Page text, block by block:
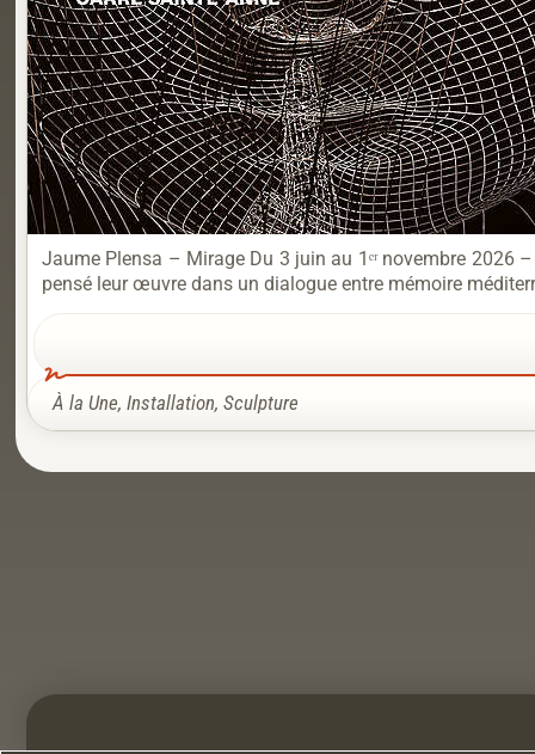
Jaume Plensa – Mirage Du 3 juin au 1ᵉʳ novembre 2026
pensé leur œuvre dans un dialogue entre mémoire
À la Une, Installation, Sculpture